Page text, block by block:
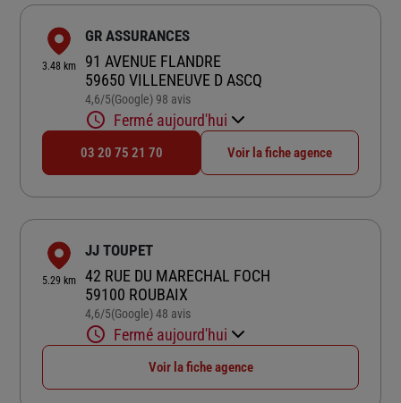
3.48 km
GR ASSURANCES
91 AVENUE FLANDRE
59650 VILLENEUVE D ASCQ
4,6/5Note de 4.6 sur 5
(Google) 98 avis
Fermé aujourd'hui
03 20 75 21 70 Voir la fiche agence
5.29 km
JJ TOUPET
42 RUE DU MARECHAL FOCH
59100 ROUBAIX
4,6/5Note de 4.6 sur 5
(Google) 48 avis
Fermé aujourd'hui
Voir la fiche agence